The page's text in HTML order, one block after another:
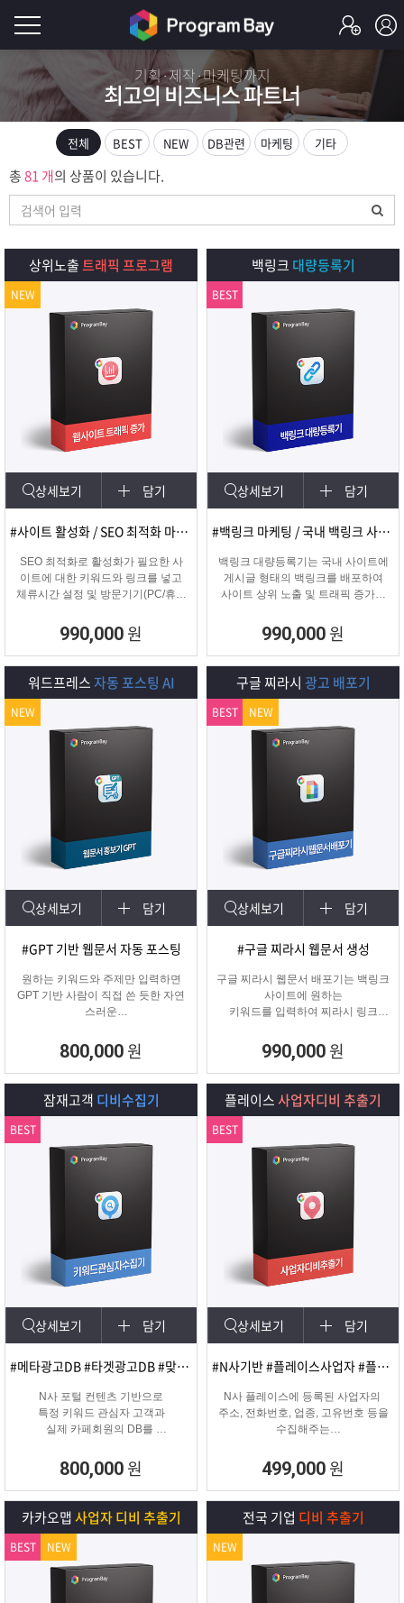
기획·제작·마케팅까지
최고의 비즈니스 파트너
그
이
요
합
그
원
가
Q&A
프
로
이
는?
프
구
매
로
그
램
상
품
문
의
객
센
터
마
이
페
이
지
파
트
너
전체 BEST NEW DB관련 마케팅 기타
총81 개의 상품이 있습니다.
상위노출트래픽 프로그램
상세보기 담기
#사이트 활성화 / SEO 최적화 마케팅
SEO 최적화로 활성화가 필요한 사
이트에 대한 키워드와 링크를 넣고
체류시간 설정 및 방문기기(PC/휴대
록시) 타입을 선택하여 실제 방문 유
입을 일으키는 효과로 사이트를 활성
화하는 프로그램
990,000 원
NEW
백링크 대량등록기
상세보기 담기
#백링크 마케팅 / 국내 백링크 사이트 생성
백링크 대량등록기는 국내 사이트에
게시글 형태의 백링크를 배포하여
사이트 상위 노출 및 트래픽 증가에
990,000 원
BEST
워드프레스자동 포스팅 AI
상세보기 담기
#GPT 기반 웹문서 자동 포스팅
원하는 키워드와 주제만 입력하면
GPT 기반 사람이 직접 쓴 듯한 자연
스러운
다.
콘텐츠 마케터, 기업들이 홍보하기에
적합한 마케팅 프로그램 입니다.
800,000 원
NEW
구글 찌라시 광고 배포기
상세보기 담기
#구글 찌라시 웹문서 생성
구글 찌라시 웹문서 배포기는 백링크
사이트에 원하는
키워드를 입력하여 찌라시 링크
키워드를 등록해주는 프로그램입니
다.
텔레그램 등 아이디 입력으로 문의건
수를 늘릴 수 있습니다.
990,000 원
BEST NEW
잠재고객 디비수집기
상세보기 담기
#메타광고DB #타겟광고DB #맞춤DB
N사 포털 컨텐츠 기반으로
특정 키워드 관심자 고객과
실제 카페회원의 DB를
800,000 원
BEST
플레이스사업자디비 추출기
상세보기 담기
#N사기반 #플레이스사업자 #플레이스신규사업자
N사 플레이스에 등록된 사업자의
주소, 전화번호, 업종, 고유번호 등을
수집해주는
추출 수집 프로그램
499,000 원
BEST
카카오맵사업자 디비 추출기
BEST NEW
전국 기업 디비 추출기
NEW